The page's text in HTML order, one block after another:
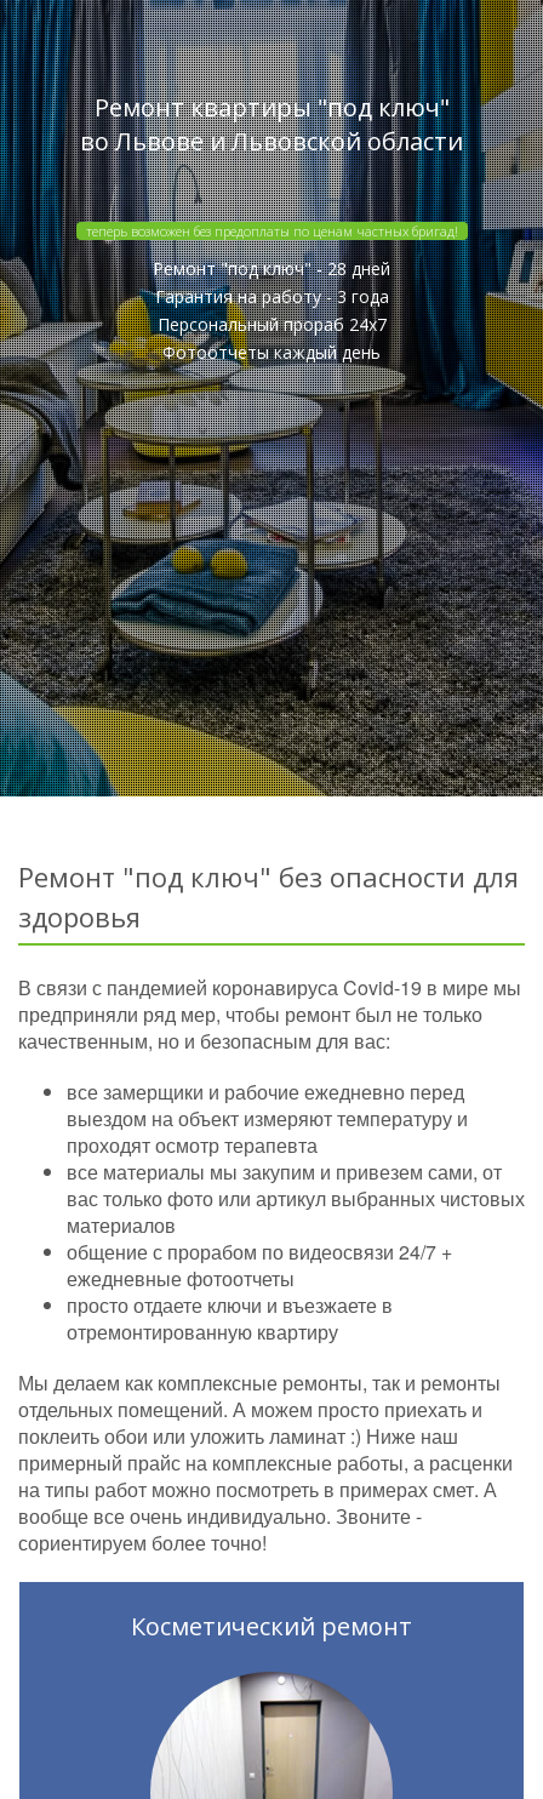
Ремонт квартиры "под ключ"
во Львове и Львовской области
теперь возможен без предоплаты по ценам частных бригад!
Ремонт "под ключ" - 28 дней
Гарантия на работу - 3 года
Персональный прораб 24x7
Фотоотчеты каждый день
Ремонт "под ключ" без опасности для
здоровья
В связи с пандемией коронавируса Covid-19 в мире мы
предприняли ряд мер, чтобы ремонт был не только
качественным, но и безопасным для вас:
все замерщики и рабочие ежедневно перед
выездом на объект измеряют температуру и
проходят осмотр терапевта
все материалы мы закупим и привезем сами, от
вас только фото или артикул выбранных чистовых
материалов
общение с прорабом по видеосвязи 24/7 +
ежедневные фотоотчеты
просто отдаете ключи и въезжаете в
отремонтированную квартиру
Мы делаем как комплексные ремонты, так и ремонты
отдельных помещений. А можем просто приехать и
поклеить обои или уложить ламинат :) Ниже наш
примерный прайс на комплексные работы, а расценки
на типы работ можно посмотреть в примерах смет. А
вообще все очень индивидуально. Звоните -
сориентируем более точно!
Косметический ремонт